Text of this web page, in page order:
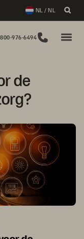
NL / NL
976-6494
de